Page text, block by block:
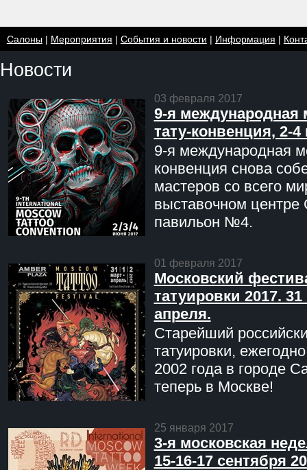
Салоны| Мероприятия | События и новости | Информация |
Новости
03 февраля 2017
9-я международная
тату-конвенция, 2-
9-я международная
конвенция снова
мастеров со всего
выставочном центре
павильон №4.
01 февраля 2017
Московский
татуировки 2017. 31
апреля.
Старейший
татуировки,
2002 года в городе
теперь в Москве!
25 января 2017
3-я московская
15-16-17 сентября